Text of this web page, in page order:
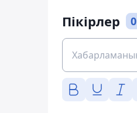
Пікірлер 0